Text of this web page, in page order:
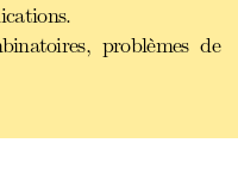
problèmes de